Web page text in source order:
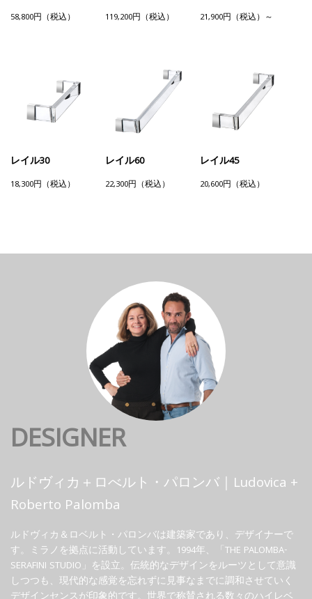
58,800円（税込） 119,200円（税込） 21,900円（税込）～
レイル30
18,300円（税込）
レイル60
22,300円（税込）
レイル45
20,600円（税込）
DESIGNER
ルドヴィカ＋ロべルト・パロンバ｜Ludovica +
Roberto Palomba
ルドヴィカ＆ロベルト・パロンバは建築家であり、デザイナーで
す。ミラノを拠点に活動しています。1994年、「THE PALOMBA-
SERAFINI STUDIO」を設立。伝統的なデザインをルーツとして意識
しつつも、現代的な感覚を忘れずに見事なまでに調和させていく